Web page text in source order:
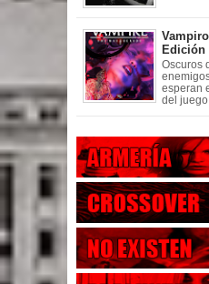
Edición
Oscuros
esperan
del juego